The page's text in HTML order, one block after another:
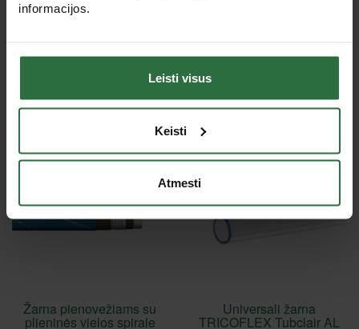
informacijos.
Leisti visus
Keisti
Atmesti
1/2"
Yra sandėlyje
Išpardavimas!
Žarna pienovežiams su
plieninės vielos spirale
Universali žarna
TRICOFLEX Tubclair AL